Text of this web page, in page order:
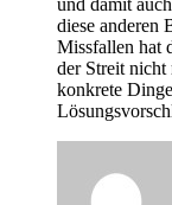
diese anderen
Missfallen hat
der Streit nicht
konkrete